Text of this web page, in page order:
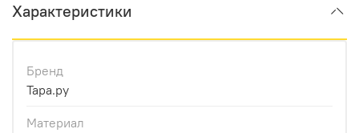
Характеристики
Бренд
Тара.ру
Материал